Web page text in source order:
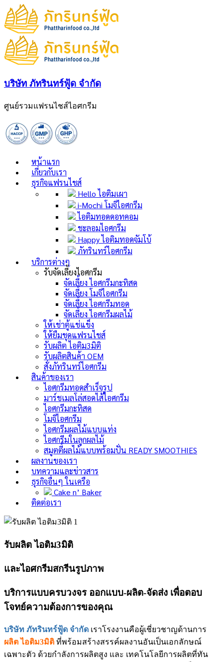
บริษัท ภัทรินทร์ฟู้ด จำกัด
ศูนย์รวมแฟรนไชส์ไอศกรีม
หน้าแรก
เกี่ยวกับเรา
ธุรกิจแฟรนไชส์
Hello ไอติมเผา
i-Mochi โมจิไอศกรีม
ไอติมทอดดอทคอม
ชะลอมไอศกรีม
Happy ไอติมทอดจัมโบ้
ภัทรินทร์ไอศกรีม
บริการต่างๆ
รับจัดเลี้ยงไอศกรีม
จัดเลี้ยง ไอศกรีมกะทิสด
จัดเลี้ยง โมจิไอศกรีม
จัดเลี้ยง ไอศกรีมทอด
จัดเลี้ยง ไอศกรีมผลไม้
ให้เช่าตู้แช่แข็ง
ให้ยืมชุดแฟรนไชส์
รับผลิต ไอติม3มิติ
รับผลิตสินค้า OEM
สั่งภัทรินทร์ไอศกรีม
สินค้าของเรา
ไอศกรีมทอดสำเร็จรูป
มาร์ชเมลโล่สอดไส้ไอศกรีม
ไอศกรีมกะทิสด
โมจิไอศกรีม
ไอศกรีมผลไม้แบบแท่ง
ไอศกรีมในลูกผลไม้
สมูตตี้ผลไม้แบบพร้อมปั่น READY SMOOTHIES
ผลงานของเรา
บทความและข่าวสาร
ธุรกิจอื่นๆ ในเครือ
Cake n’ Baker
ติดต่อเรา
รับผลิต ไอติม3มิติ
และไอศกรีมสกรีนรูปภาพ
บริการแบบครบวงจร ออกแบบ-ผลิต-จัดส่ง เพื่อตอบ
โจทย์ความต้องการของคุณ
บริษัท ภัทรินทร์ฟู้ด จำกัด เราโรงงานคือผู้เชี่ยวชาญด้านการ
ผลิต ไอติม3มิติ ที่พร้อมสร้างสรรค์ผลงานอันเป็นเอกลักษณ์
เฉพาะตัว ด้วยกำลังการผลิตสูง และ เทคโนโลยีการผลิตที่ทัน